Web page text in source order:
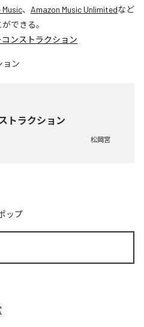
Music、 Amazon Music Unlimitedなど
できる。
ンストラクション
トラクション
松岡宮
ップ